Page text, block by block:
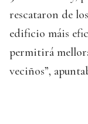
rescataron de
edificio máis
permitirá
veciños”,